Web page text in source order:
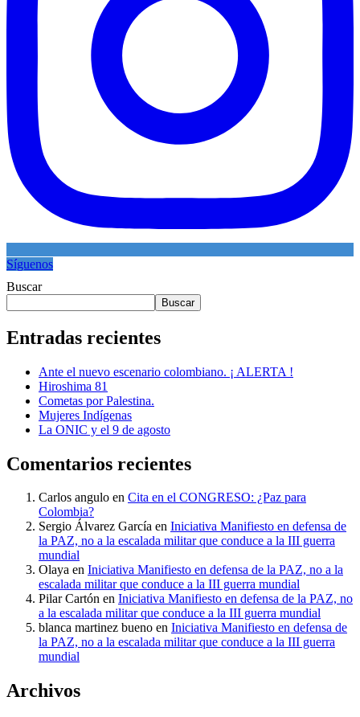
Síguenos
Buscar
Buscar
Entradas recientes
Ante el nuevo escenario colombiano. ¡ ALERTA !
Hiroshima 81
Cometas por Palestina.
Mujeres Indígenas
La ONIC y el 9 de agosto
Comentarios recientes
Carlos angulo en Cita en el CONGRESO: ¿Paz para
Colombia?
Sergio Álvarez García en Iniciativa Manifiesto en defensa de
la PAZ, no a la escalada militar que conduce a la III guerra
mundial
Olaya en Iniciativa Manifiesto en defensa de la PAZ, no a la
escalada militar que conduce a la III guerra mundial
Pilar Cartón en Iniciativa Manifiesto en defensa de la PAZ, no
a la escalada militar que conduce a la III guerra mundial
blanca martinez bueno en Iniciativa Manifiesto en defensa de
la PAZ, no a la escalada militar que conduce a la III guerra
mundial
Archivos